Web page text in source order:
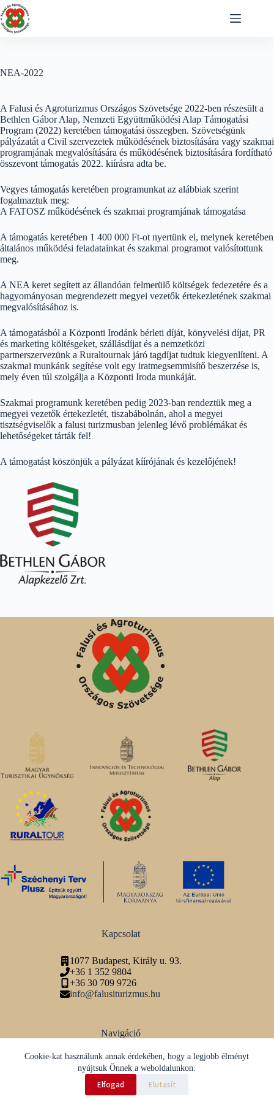
Skip
to
content
Cookie-kat használunk annak érdekében, hogy a legjobb élményt
nyújtsuk Önnek a weboldalunkon.
Elfogad Elutasít
NEA-2022
A Falusi és Agroturizmus Országos Szövetsége 2022-ben részesült a
Bethlen Gábor Alap, Nemzeti Együttműködési Alap Támogatási
Program (2022) keretében támogatási összegben. Szövetségünk
pályázatát a Civil szervezetek működésének biztosítására vagy szakmai
programjának megvalósítására és működésének biztosítására fordítható
összevont támogatás 2022. kiírásra adta be.
Vegyes támogatás keretében programunkat az alábbiak szerint
fogalmaztuk meg:
A FATOSZ működésének és szakmai programjának támogatása
A támogatás keretében 1 400 000 Ft-ot nyertünk el, melynek keretében
általános működési feladatainkat és szakmai programot valósítottunk
meg.
A NEA keret segített az állandóan felmerülő költségek fedezetére és a
hagyományosan megrendezett megyei vezetők értekezletének szakmai
megvalósításához is.
A támogatásból a Központi Irodánk bérleti díját, könyvelési díjat, PR
és marketing költésgeket, szállásdíjat és a nemzetközi
partnerszervezünk a Ruraltournak járó tagdíjat tudtuk kiegyenlíteni. A
szakmai munkánk segítése volt egy iratmegsemmisítő beszerzése is,
mely éven túl szolgálja a Központi Iroda munkáját.
Szakmai programunk keretében pedig 2023-ban rendeztük meg a
megyei vezetők értekezletét, tiszabábolnán, ahol a megyei
tisztségviselők a falusi turizmusban jelenleg lévő problémákat és
lehetőségeket tárták fel!
A támogatást köszönjük a pályázat kíírójának és kezelőjének!
Kapcsolat
1077 Budapest, Király u. 93.
+36 1 352 9804
+36 30 709 9726
info@falusiturizmus.hu
Navigáció
Adatvédelmi tájékoztató
Közösségi média